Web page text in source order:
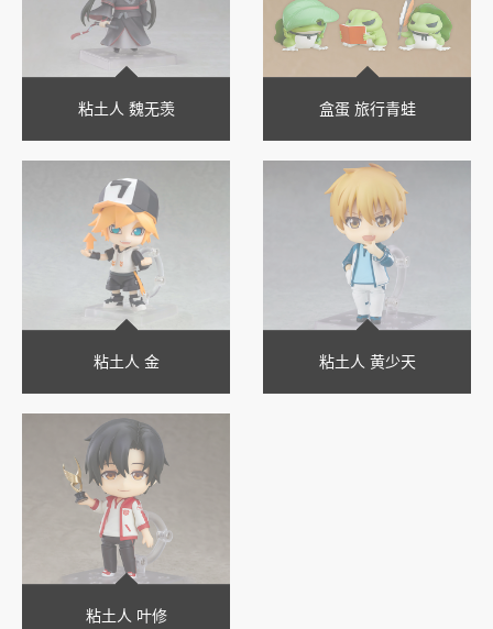
粘土人 魏无羡 盒蛋 旅行青蛙
粘土人 金 粘土人 黄少天
粘土人 叶修